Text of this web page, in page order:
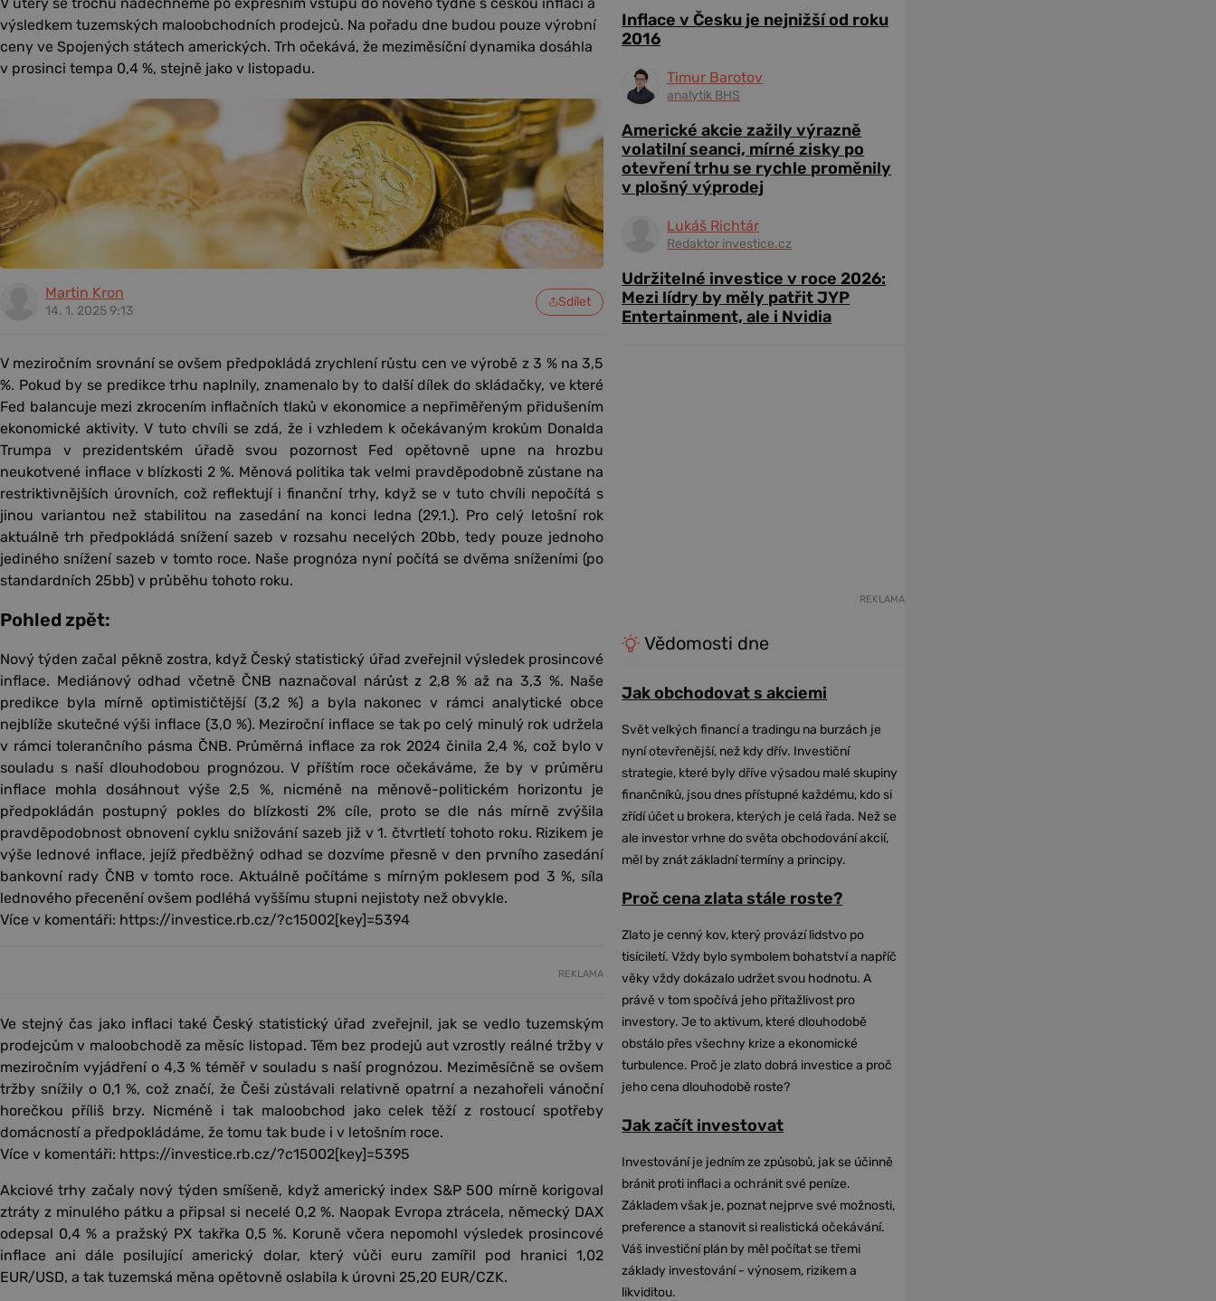
výsledkem tuzemských maloobchodních prodejců. Na pořadu dne budou pouze výrobní
ceny ve Spojených státech amerických. Trh očekává, že meziměsíční dynamika dosáhla
v prosinci tempa 0,4 %, stejně jako v listopadu.
Martin Kron
14. 1. 2025 9:13
Sdílet
V meziročním srovnání se ovšem předpokládá zrychlení růstu cen ve výrobě z 3 % na 3,5
%. Pokud by se predikce trhu naplnily, znamenalo by to další dílek do skládačky, ve které
Fed balancuje mezi zkrocením inflačních tlaků v ekonomice a nepřiměřeným přidušením
ekonomické aktivity. V tuto chvíli se zdá, že i vzhledem k očekávaným krokům Donalda
Trumpa v prezidentském úřadě svou pozornost Fed opětovně upne na hrozbu
neukotvené inflace v blízkosti 2 %. Měnová politika tak velmi pravděpodobně zůstane na
restriktivnějších úrovních, což reflektují i finanční trhy, když se v tuto chvíli nepočítá s
jinou variantou než stabilitou na zasedání na konci ledna (29.1.). Pro celý letošní rok
aktuálně trh předpokládá snížení sazeb v rozsahu necelých 20bb, tedy pouze jednoho
jediného snížení sazeb v tomto roce. Naše prognóza nyní počítá se dvěma sníženími (po
standardních 25bb) v průběhu tohoto roku.
Pohled zpět:
Nový týden začal pěkně zostra, když Český statistický úřad zveřejnil výsledek prosincové
inflace. Mediánový odhad včetně ČNB naznačoval nárůst z 2,8 % až na 3,3 %. Naše
predikce byla mírně optimističtější (3,2 %) a byla nakonec v rámci analytické obce
nejblíže skutečné výši inflace (3,0 %). Meziroční inflace se tak po celý minulý rok udržela
v rámci tolerančního pásma ČNB. Průměrná inflace za rok 2024 činila 2,4 %, což bylo v
souladu s naší dlouhodobou prognózou. V příštím roce očekáváme, že by v průměru
inflace mohla dosáhnout výše 2,5 %, nicméně na měnově-politickém horizontu je
předpokládán postupný pokles do blízkosti 2% cíle, proto se dle nás mírně zvýšila
pravděpodobnost obnovení cyklu snižování sazeb již v 1. čtvrtletí tohoto roku. Rizikem je
výše lednové inflace, jejíž předběžný odhad se dozvíme přesně v den prvního zasedání
bankovní rady ČNB v tomto roce. Aktuálně počítáme s mírným poklesem pod 3 %, síla
lednového přecenění ovšem podléhá vyššímu stupni nejistoty než obvykle.
Více v komentáři: https://investice.rb.cz/?c15002[key]=5394
REKLAMA
Ve stejný čas jako inflaci také Český statistický úřad zveřejnil, jak se vedlo tuzemským
prodejcům v maloobchodě za měsíc listopad. Těm bez prodejů aut vzrostly reálné tržby v
meziročním vyjádření o 4,3 % téměř v souladu s naší prognózou. Meziměsíčně se ovšem
tržby snížily o 0,1 %, což značí, že Češi zůstávali relativně opatrní a nezahořeli vánoční
horečkou příliš brzy. Nicméně i tak maloobchod jako celek těží z rostoucí spotřeby
domácností a předpokládáme, že tomu tak bude i v letošním roce.
Více v komentáři: https://investice.rb.cz/?c15002[key]=5395
Akciové trhy začaly nový týden smíšeně, když americký index S&P 500 mírně korigoval
ztráty z minulého pátku a připsal si necelé 0,2 %. Naopak Evropa ztrácela, německý DAX
odepsal 0,4 % a pražský PX takřka 0,5 %. Koruně včera nepomohl výsledek prosincové
inflace ani dále posilující americký dolar, který vůči euru zamířil pod hranici 1,02
EUR/USD, a tak tuzemská měna opětovně oslabila k úrovni 25,20 EUR/CZK.
Inflace v Česku je nejnižší od roku
2016
Timur Barotov
analytik BHS
Americké akcie zažily výrazně
volatilní seanci, mírné zisky po
otevření trhu se rychle proměnily
v plošný výprodej
Lukáš Richtár
Redaktor investice.cz
Udržitelné investice v roce 2026:
Mezi lídry by měly patřit JYP
Entertainment, ale i Nvidia
REKLAMA
Vědomosti dne
Jak obchodovat s akciemi
Svět velkých financí a tradingu na burzách je
nyní otevřenější, než kdy dřív. Investiční
strategie, které byly dříve výsadou malé skupiny
finančníků, jsou dnes přístupné každému, kdo si
zřídí účet u brokera, kterých je celá řada. Než se
ale investor vrhne do světa obchodování akcií,
měl by znát základní termíny a principy.
Proč cena zlata stále roste?
Zlato je cenný kov, který provází lidstvo po
tisíciletí. Vždy bylo symbolem bohatství a napříč
věky vždy dokázalo udržet svou hodnotu. A
právě v tom spočívá jeho přitažlivost pro
investory. Je to aktivum, které dlouhodobě
obstálo přes všechny krize a ekonomické
turbulence. Proč je zlato dobrá investice a proč
jeho cena dlouhodobě roste?
Jak začít investovat
Investování je jedním ze způsobů, jak se účinně
bránit proti inflaci a ochránit své peníze.
Základem však je, poznat nejprve své možnosti,
preference a stanovit si realistická očekávání.
Váš investiční plán by měl počítat se třemi
základy investování - výnosem, rizikem a
likviditou.